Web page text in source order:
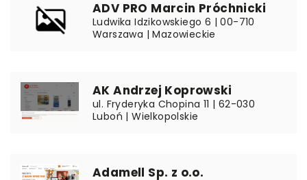
ADV PRO Marcin Próchnicki
Ludwika Idzikowskiego 6 | 00-710
Warszawa | Mazowieckie
AK Andrzej Koprowski
ul. Fryderyka Chopina 11 | 62-030
Luboń | Wielkopolskie
Adamell Sp. z o.o.